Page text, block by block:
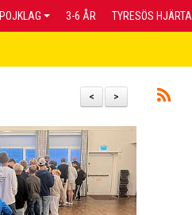
POJKLAG 3-6 ÅR TYRESÖS HJÄRTA
>
<